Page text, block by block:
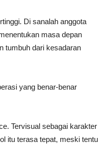
Di sanalah anggota
masa depan
tumbuh dari kesadaran
yang benar-benar
Tervisual sebagai karakter
itu terasa tepat, meski tentu